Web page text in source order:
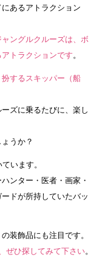
あるアトラクション
ングルクルーズは、ボ
トラクションです。
するスキッパー（船
ズに乗るたびに、楽し
うか？
います。
ンター・医者・画家・
ドが所持していたバッ
装飾品にも注目です。
ぜひ探してみて下さい。